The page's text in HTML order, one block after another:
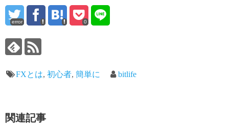
error 0
FXとは, 初心者, 簡単に bitlife
関連記事